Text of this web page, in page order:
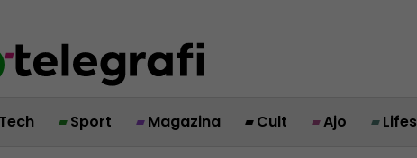
Tech Sport Magazina Cult Ajo